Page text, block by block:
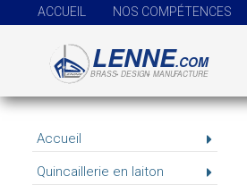
ACCUEIL NOS COMPÉTENCES
Accueil
Quincaillerie en laiton